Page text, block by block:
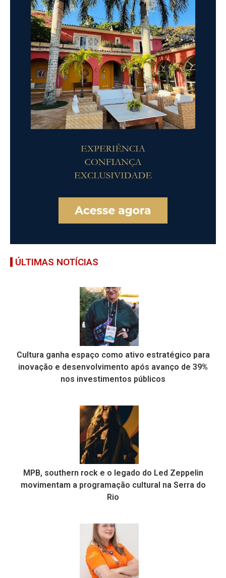
ÚLTIMAS NOTÍCIAS
Cultura ganha espaço como ativo estratégico para
inovação e desenvolvimento após avanço de 39%
nos investimentos públicos
MPB, southern rock e o legado do Led Zeppelin
movimentam a programação cultural na Serra do
Rio